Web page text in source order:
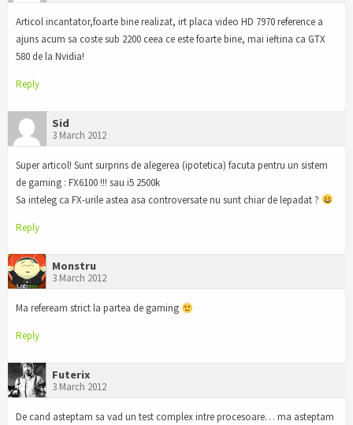
Articol incantator,foarte bine realizat, irt placa video HD 7970 reference a
ajuns acum sa coste sub 2200 ceea ce este foarte bine, mai ieftina ca GTX
580 de la Nvidia!
Reply
Sid
3 March 2012
Super articol! Sunt surprins de alegerea (ipotetica) facuta pentru un sistem
de gaming : FX6100 !!! sau i5 2500k
Sa inteleg ca FX-urile astea asa controversate nu sunt chiar de lepadat ?
Reply
Monstru
3 March 2012
Ma refeream strict la partea de gaming
Reply
Futerix
3 March 2012
De cand asteptam sa vad un test complex intre procesoare… ma asteptam